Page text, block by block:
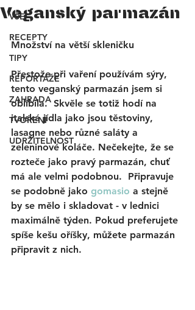
VŠE
RECEPTY
TIPY
REPORTÁŽE
ZAHRADA
TVOŘENÍ
UDRŽITELNOST
Veganský parmazán
Množství na větší skleničku
Přestože při vaření používám sýry,
tento veganský parmazán jsem si
oblíbila.  Skvěle se totiž hodí na
italská jídla jako jsou těstoviny,
lasagne nebo různé saláty a
zeleninové koláče. Nečekejte, že se
rozteče jako pravý parmazán, chuť
má ale velmi podobnou.  Připravuje
se podobně jako gomasio a stejně
by se mělo i skladovat - v lednici
maximálně týden. Pokud preferujete
spíše kešu oříšky, můžete parmazán
připravit z nich.